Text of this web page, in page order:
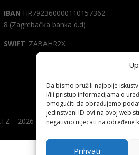
Da bismo pružili najbolje
i/ili pristup informacijama o
omogućiti da obrađujemo
jedinstveni ID-ovi na ovoj web
negativno utjecati na određene
Prihvati
IBAN HR792360000110157362
8 (Zagrebačka banka d.d)
SWIFT: ZABAHR2X
– 2026